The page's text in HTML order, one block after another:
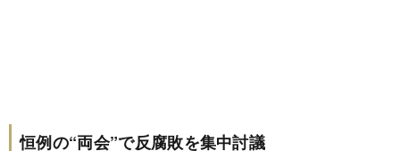
恒例の“両会”で反腐敗を集中討議